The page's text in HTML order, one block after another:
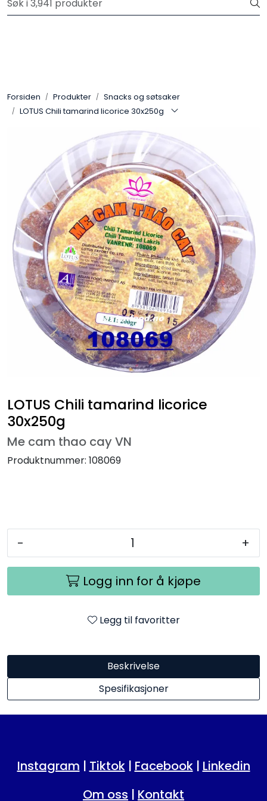
Skip to main content
Velkommen til vår nye nettbutikk! Trykk her for å lese mer
Forsiden Produkter
Snacks og søtsaker
LOTUS Chili tamarind licorice 30x250g
LOTUS Chili tamarind licorice
30x250g
Me cam thao cay VN
Produktnummer: 108069
- +
Logg inn for å kjøpe
Legg til favoritter
Beskrivelse
Spesifikasjoner
Instagram | Tiktok| Facebook| Linkedin
Om oss | Kontakt
Restaurantprodukter
Merkevarer